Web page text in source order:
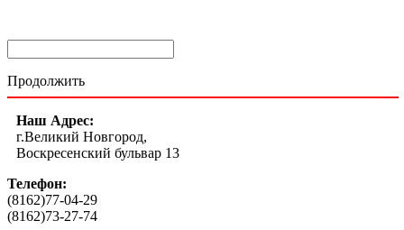
Продолжить
Наш Адрес:
г.Великий Новгород,
Воскресенский бульвар 13
Телефон:
(8162)77-04-29
(8162)73-27-74